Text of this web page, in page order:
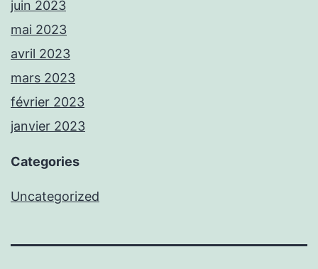
juin 2023
mai 2023
avril 2023
mars 2023
février 2023
janvier 2023
Categories
Uncategorized